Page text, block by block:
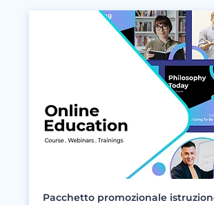
Pacchetto promozionale